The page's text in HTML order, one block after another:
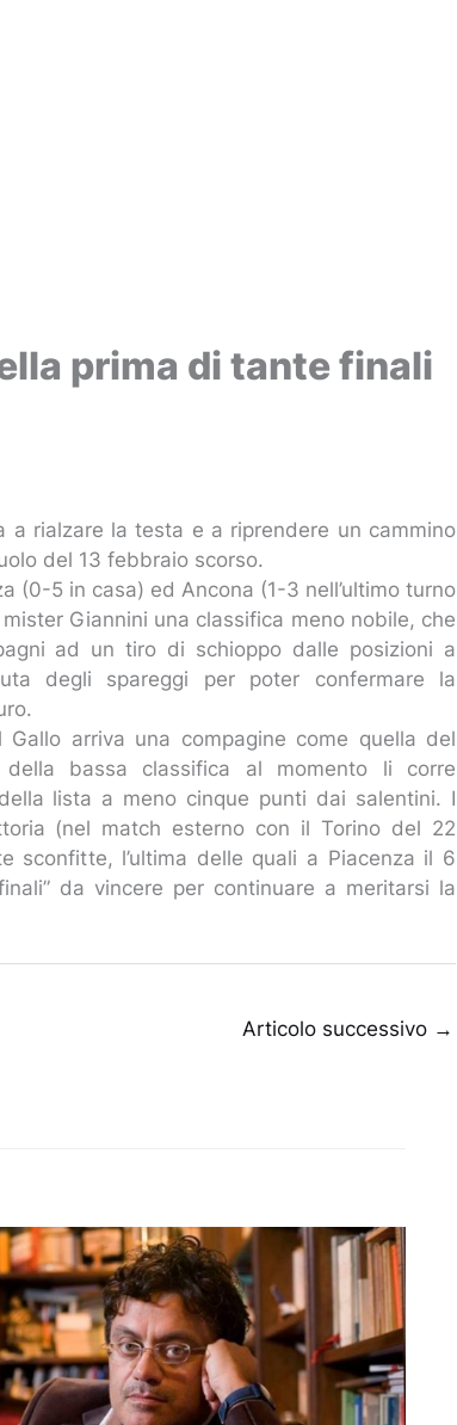
prima di tante finali
a rialzare la testa e a riprendere un cammino
del 13 febbraio scorso.
(0-5 in casa) ed Ancona (1-3 nell’ultimo turno
Giannini una classifica meno nobile, che
ad un tiro di schioppo dalle posizioni a
degli spareggi per poter confermare la
arriva una compagine come quella del
bassa classifica al momento li corre
lista a meno cinque punti dai salentini. I
(nel match esterno con il Torino del 22
sconfitte, l’ultima delle quali a Piacenza il 6
da vincere per continuare a meritarsi la
Articolo successivo →